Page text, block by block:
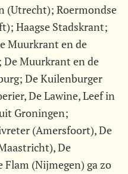
(Utrecht); Roermondse
Haagse Stadskrant;
Muurkrant en de
Muurkrant en de
De Kuilenburger
De Lawine, Leef in
Groningen;
(Amersfoort), De
De
Flam (Nijmegen) ga zo